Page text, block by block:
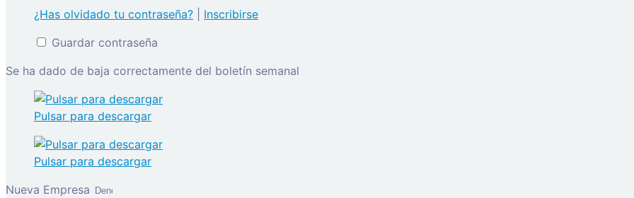
¿Has olvidado tu contraseña?
Inscribirse
Guardar contraseña
Se ha dado de baja correctamente del boletín semanal
Pulsar para descargar
Pulsar para descargar
Nueva Empresa